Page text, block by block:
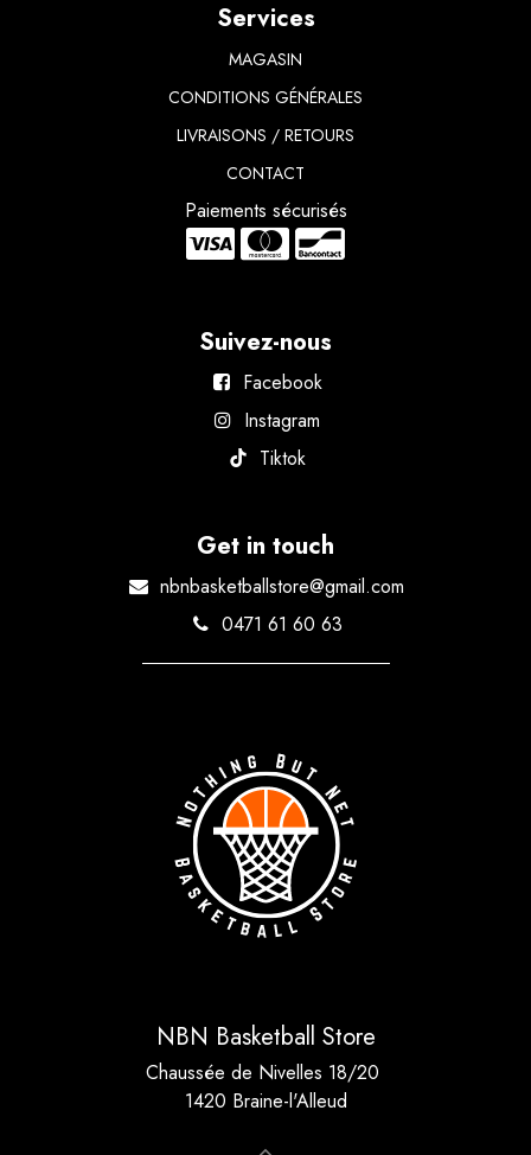
Services
MAGASIN
CONDITIONS GÉNÉRALES
LIVRAISONS / RETOURS
CONTACT
Paiements sécurisés
Suivez-nous
Facebook
Instagram
Tiktok
Get in touch
nbnbasketballstore@gmail.com
0471 61 60 63
NBN Basketball Store
Chaussée de Nivelles 18/20
1420 Braine-l'Alleud